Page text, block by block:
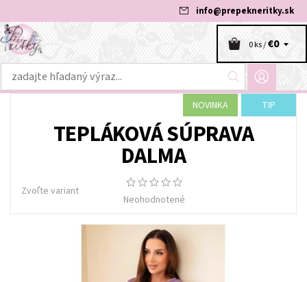
info@prepekneritky.sk
0 ks /€0
NOVINKA TIP
TEPLÁKOVÁ SÚPRAVA
DALMA
Zvoľte variant
Neohodnotené